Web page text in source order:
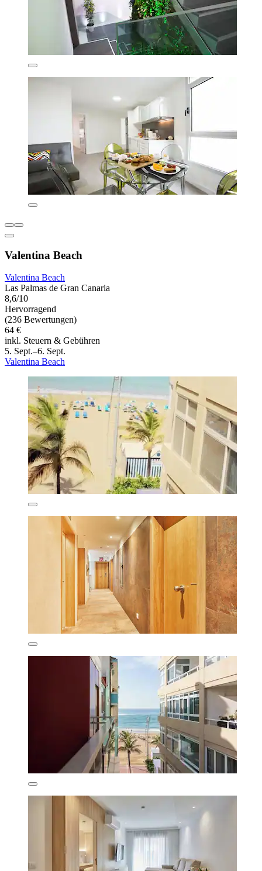
Valentina Beach
Valentina Beach
Las Palmas de Gran Canaria
8,6/10
Hervorragend
(236 Bewertungen)
64 €
inkl. Steuern & Gebühren
5. Sept.–6. Sept.
Valentina Beach